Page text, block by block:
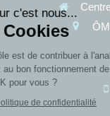
Bonjour c'est nous...
Les Cookies
Notre rôle est de
trafic et au bon
C'est OK pour vous ?
Lire la politique de